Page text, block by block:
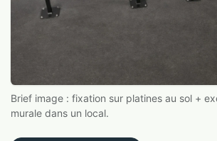
Brief image : fixation sur platines au sol +
murale dans un local.